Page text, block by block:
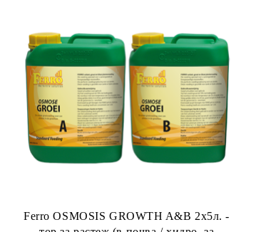
Ferro OSMOSIS GROWTH A&B 2x5л. -